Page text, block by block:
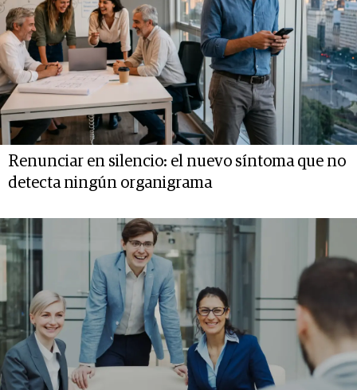
Renunciar en silencio: el nuevo síntoma que no
detecta ningún organigrama